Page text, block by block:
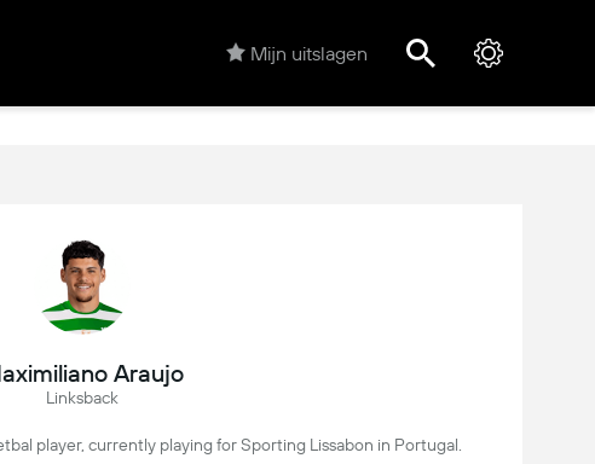
Mijn uitslagen
Araujo
Linksback
player, currently playing for Sporting Lissabon in Portugal.